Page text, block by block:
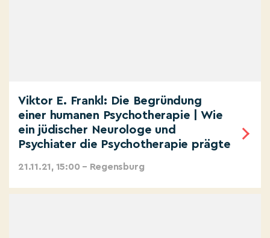
Viktor E. Frankl: Die Begründung
einer humanen Psychotherapie | Wie
ein jüdischer Neurologe und
Psychiater die Psychotherapie prägte
21.11.21, 15:00 – Regensburg